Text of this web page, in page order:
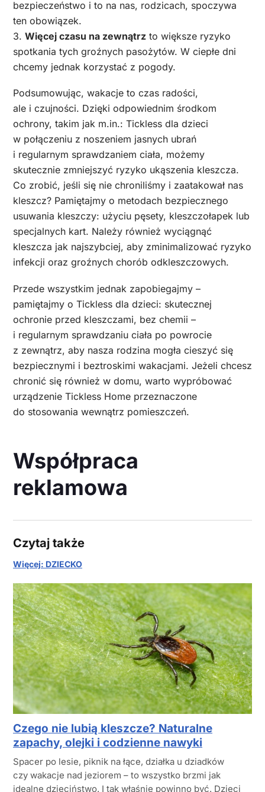
bezpieczeństwo i to na nas, rodzicach, spoczywa
ten obowiązek.
3. Więcej czasu na zewnątrz to większe ryzyko
spotkania tych groźnych pasożytów. W ciepłe dni
chcemy jednak korzystać z pogody.
Podsumowując, wakacje to czas radości,
ale i czujności. Dzięki odpowiednim środkom
ochrony, takim jak m.in.: Tickless dla dzieci
w połączeniu z noszeniem jasnych ubrań
i regularnym sprawdzaniem ciała, możemy
skutecznie zmniejszyć ryzyko ukąszenia kleszcza.
Co zrobić, jeśli się nie chroniliśmy i zaatakował nas
kleszcz? Pamiętajmy o metodach bezpiecznego
usuwania kleszczy: użyciu pęsety, kleszczołapek lub
specjalnych kart. Należy również wyciągnąć
kleszcza jak najszybciej, aby zminimalizować ryzyko
infekcji oraz groźnych chorób odkleszczowych.
Przede wszystkim jednak zapobiegajmy –
pamiętajmy o Tickless dla dzieci: skutecznej
ochronie przed kleszczami, bez chemii –
i regularnym sprawdzaniu ciała po powrocie
z zewnątrz, aby nasza rodzina mogła cieszyć się
bezpiecznymi i beztroskimi wakacjami. Jeżeli chcesz
chronić się również w domu, warto wypróbować
urządzenie Tickless Home przeznaczone
do stosowania wewnątrz pomieszczeń.
Współpraca
reklamowa
Czytaj także
Więcej: DZIECKO
Czego nie lubią kleszcze? Naturalne
zapachy, olejki i codzienne nawyki
Spacer po lesie, piknik na łące, działka u dziadków
czy wakacje nad jeziorem – to wszystko brzmi jak
idealne dzieciństwo. I tak właśnie powinno być. Dzieci